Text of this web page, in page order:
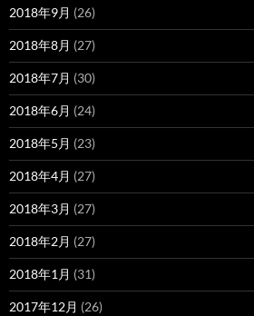
2018年9月 (26)
2018年8月 (27)
2018年7月 (30)
2018年6月 (24)
2018年5月 (23)
2018年4月 (27)
2018年3月 (27)
2018年2月 (27)
2018年1月 (31)
2017年12月 (26)